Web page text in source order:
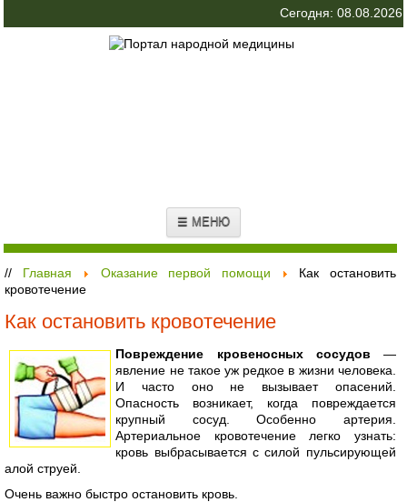
Сегодня: 08.08.2026
☰ МЕНЮ
// Главная Оказание первой помощи
Как остановить
кровотечение
Как остановить кровотечение
Повреждение кровеносных сосудов —
явление не такое уж редкое в жизни человека.
И часто оно не вызывает опасений.
Опасность возникает, когда повреждается
крупный сосуд. Особенно артерия.
Артериальное кровотечение легко узнать:
кровь выбрасывается с силой пульсирующей
алой струей.
Очень важно быстро остановить кровь.